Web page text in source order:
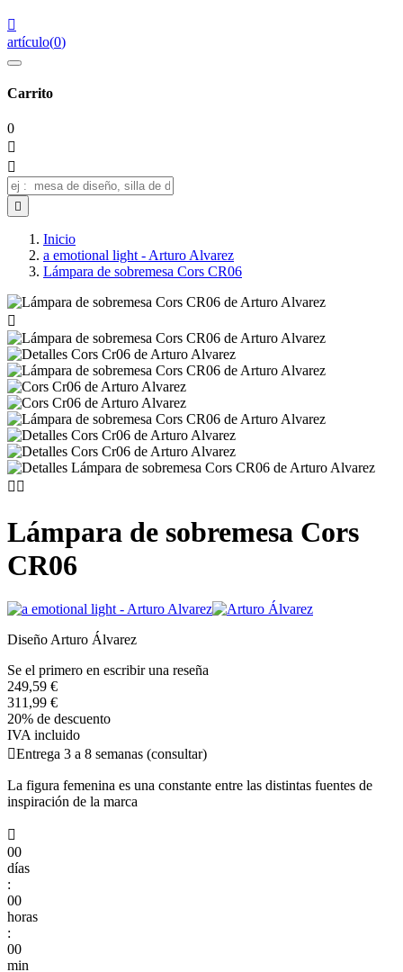

artículo(0)
Carrito
0



Inicio
a emotional light - Arturo Alvarez
Lámpara de sobremesa Cors CR06

 
Lámpara de sobremesa Cors
CR06
Diseño Arturo Álvarez
Se el primero en escribir una reseña
249,59 €
311,99 €
20% de descuento
IVA incluido
Entrega 3 a 8 semanas (consultar)
La figura femenina es una constante entre las distintas fuentes de
inspiración de la marca

00
días
:
00
horas
:
00
min